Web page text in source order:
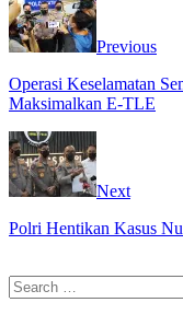
Previous
Operasi Keselamatan
Maksimalkan E-TLE
Next
Polri Hentikan Kasus
Search
for: